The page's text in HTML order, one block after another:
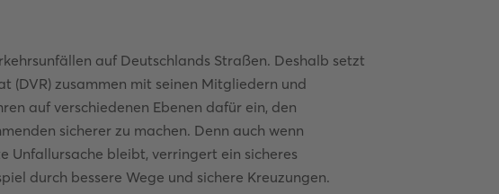
auf Deutschlands Straßen. Deshalb setzt
(DVR) zusammen mit seinen Mitgliedern und
auf verschiedenen Ebenen dafür ein, den
sicherer zu machen. Denn auch wenn
Unfallursache bleibt, verringert ein sicheres
durch bessere Wege und sichere Kreuzungen.